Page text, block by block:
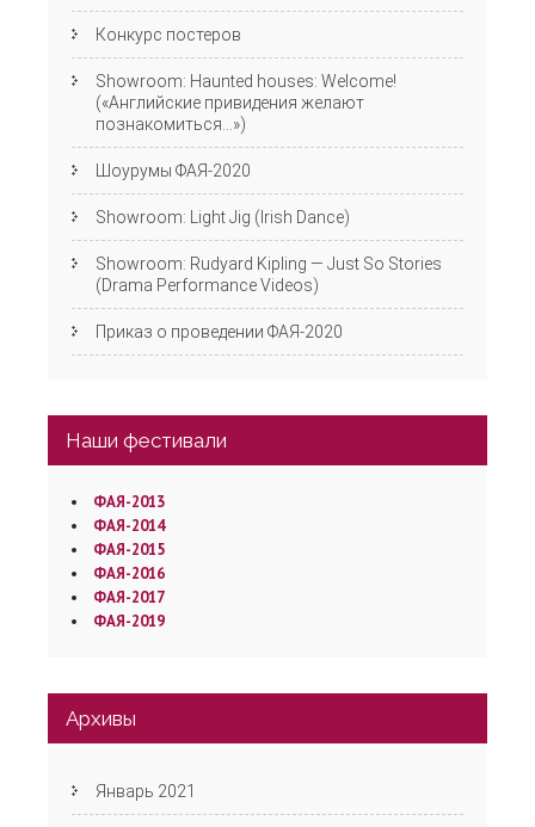
Конкурс постеров
Showroom: Haunted houses: Welcome!
(«Английские привидения желают
познакомиться…»)
Шоурумы ФАЯ-2020
Showroom: Light Jig (Irish Dance)
Showroom: Rudyard Kipling — Just So Stories
(Drama Performance Videos)
Приказ о проведении ФАЯ-2020
Наши фестивали
ФАЯ-2013
ФАЯ-2014
ФАЯ-2015
ФАЯ-2016
ФАЯ-2017
ФАЯ-2019
Архивы
Январь 2021